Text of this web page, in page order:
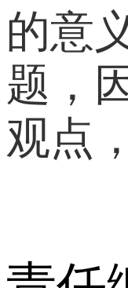
的意
题，
观点